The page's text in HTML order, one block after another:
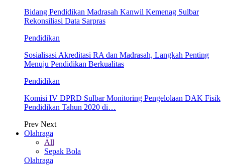
Bidang Pendidikan Madrasah Kanwil Kemenag Sulbar
Rekonsiliasi Data Sarpras
Pendidikan
Sosialisasi Akreditasi RA dan Madrasah, Langkah Penting
Menuju Pendidikan Berkualitas
Pendidikan
Komisi IV DPRD Sulbar Monitoring Pengelolaan DAK Fisik
Pendidikan Tahun 2020 di…
Prev Next
Olahraga
All
Sepak Bola
Olahraga